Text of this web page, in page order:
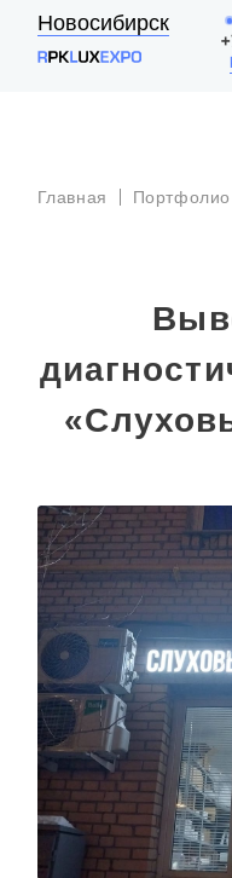
Новосибирск
УСЛУГИ
БЛОГ
О КОМПАНИИ
Главная Портфолио